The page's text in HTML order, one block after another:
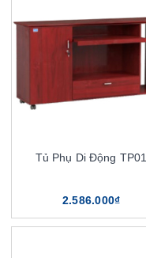
Tủ Phụ Di Động TP01
2.586.000₫